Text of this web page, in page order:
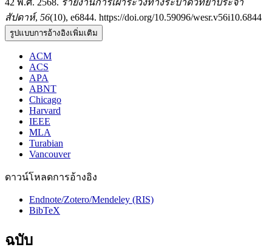
สัปดาห์, 56(10), e6844. https://doi.org/10.59096/wesr.v56i10.6844
รูปแบบการอ้างอิงเพิ่มเติม
ACM
ACS
APA
ABNT
Chicago
Harvard
IEEE
MLA
Turabian
Vancouver
ดาวน์โหลดการอ้างอิง
Endnote/Zotero/Mendeley (RIS)
BibTeX
ฉบับ